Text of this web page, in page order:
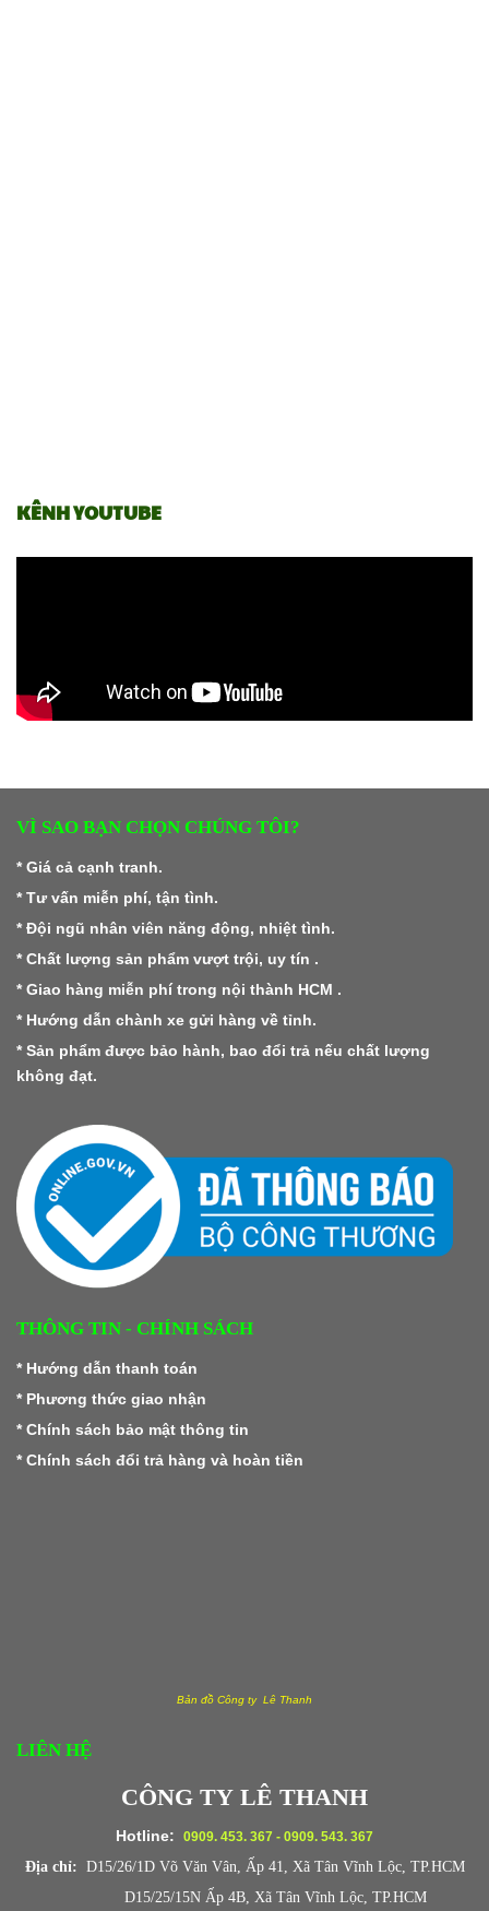
KÊNH YOUTUBE
VÌ SAO BẠN CHỌN CHÚNG TÔI?
* Giá cả cạnh tranh.
* Tư vấn miễn phí, tận tình.
* Đội ngũ nhân viên năng động, nhiệt tình.
* Chất lượng sản phẩm vượt trội, uy tín .
* Giao hàng miễn phí trong nội thành HCM .
* Hướng dẫn chành xe gửi hàng về tỉnh.
* Sản phẩm được bảo hành, bao đổi trả nếu chất lượng
không đạt.
THÔNG TIN - CHÍNH SÁCH
* Hướng dẫn thanh toán
* Phương thức giao nhận
* Chính sách bảo mật thông tin
* Chính sách đổi trả hàng và hoàn tiền
Bản đồ Công ty Lê Thanh
LIÊN HỆ
CÔNG TY LÊ THANH
Hotline: 0909. 453. 367 - 0909. 543. 367
Địa chỉ: D15/26/1D Võ Văn Vân, Ấp 41, Xã Tân Vĩnh Lộc, TP.HCM
D15/25/15N Ấp 4B, Xã Tân Vĩnh Lộc, TP.HCM